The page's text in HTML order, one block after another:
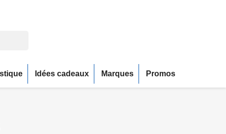
Idées cadeaux Marques Promos